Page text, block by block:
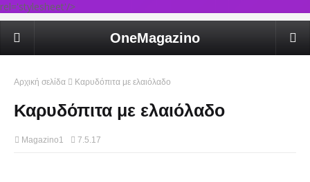
rel='stylesheet'/>
OneMagazino
Αρχική σελίδα Καρυδόπιτα με ελαιόλαδο
Καρυδόπιτα με ελαιόλαδο
Magazino1 7.5.17